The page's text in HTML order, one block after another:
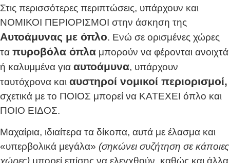
Στις περισσότερες περιπτώσεις, υπάρχουν και
ΝΟΜΙΚΟΙ ΠΕΡΙΟΡΙΣΜΟΙ στην άσκηση της
Αυτοάμυνας με όπλο. Ενώ σε ορισμένες χώρες
τα πυροβόλα όπλα μπορούν να φέρονται ανοιχτά
ή καλυμμένα για αυτοάμυνα, υπάρχουν
ταυτόχρονα και αυστηροί νομικοί περιορισμοί,
σχετικά με το ΠΟΙΟΣ μπορεί να ΚΑΤΕΧΕΙ όπλο και
ΠΟΙΟ ΕΙΔΟΣ.
Μαχαίρια, ιδιαίτερα τα δίκοπα, αυτά με έλασμα και
«υπερβολικά μεγάλα» (σηκώνει συζήτηση σε κάποιες
χώρες) μπορεί επίσης να ελεγχθούν, καθώς και άλλα